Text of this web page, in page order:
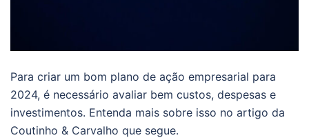
Para criar um bom plano de ação empresarial para
2024, é necessário avaliar bem custos, despesas e
investimentos. Entenda mais sobre isso no artigo da
Coutinho & Carvalho que segue.